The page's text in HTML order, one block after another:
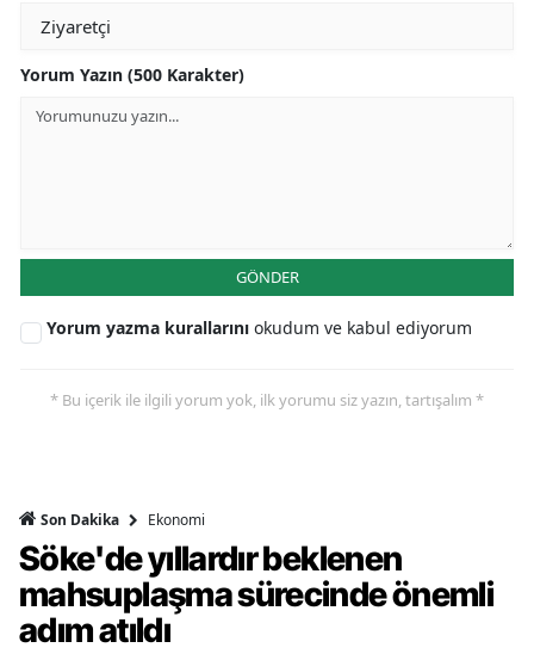
Yorum Yazın (500 Karakter)
GÖNDER
Yorum yazma kurallarını okudum ve kabul ediyorum
* Bu içerik ile ilgili yorum yok, ilk yorumu siz yazın, tartışalım *
Son Dakika Ekonomi
Söke'de yıllardır beklenen
mahsuplaşma sürecinde önemli
adım atıldı